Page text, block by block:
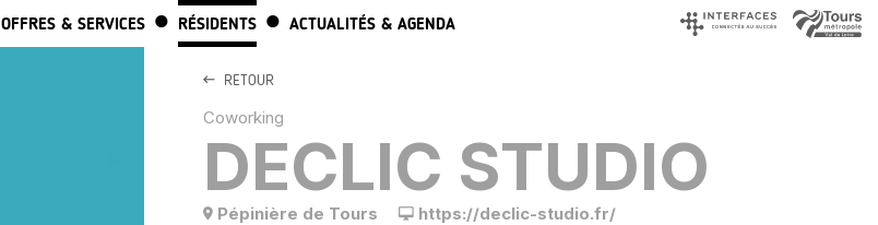
ALLER AU CONTENU PRINCIPAL
OFFRES & SERVICES RÉSIDENTS ACTUALITÉS & AGENDA
RETOUR
Coworking
DECLIC STUDIO
Pépinière de Tours
https://declic-studio.fr/